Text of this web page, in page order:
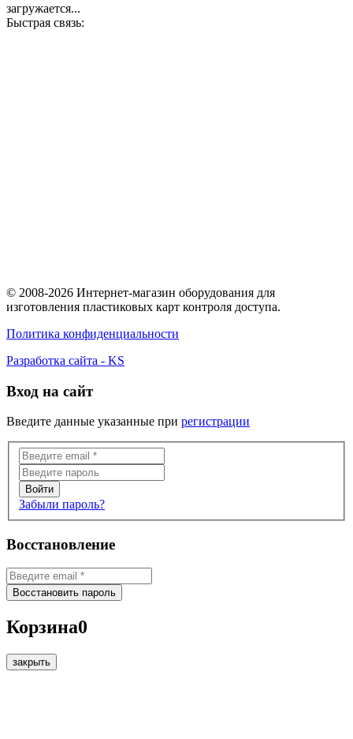
загружается...
Быстрая связь:
© 2008-2026 Интернет-магазин оборудования для
изготовления пластиковых карт контроля доступа.
Политика конфиденциальности
Разработка сайта - KS
Вход на сайт
Введите данные указанные при регистрации
Забыли пароль?
Восстановление
Корзина0
закрыть